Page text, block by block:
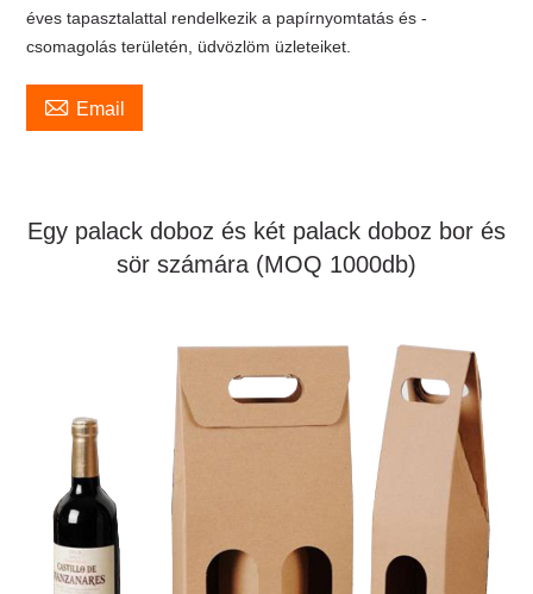
éves tapasztalattal rendelkezik a papírnyomtatás és -
csomagolás területén, üdvözlöm üzleteiket.
 Email
Egy palack doboz és két palack doboz bor és
sör számára (MOQ 1000db)